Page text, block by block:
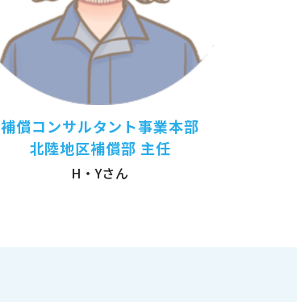
補償コンサルタント事業本部
北陸地区補償部 主任
H・Yさん